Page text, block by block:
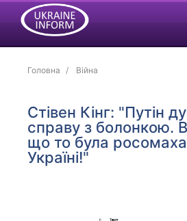
Головна Війна
Стівен Кінг: "Путін
справу з болонкою.
що то була
Україні!"